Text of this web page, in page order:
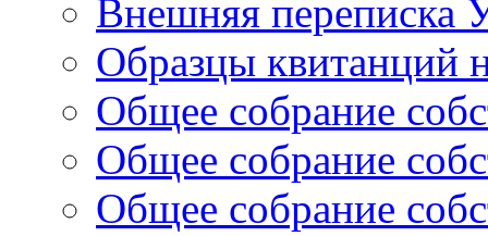
Внешняя переписка
Образцы квитанций
Общее собрание
Общее собрание
Общее собрание